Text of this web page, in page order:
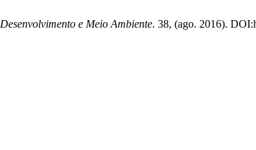
Desenvolvimento e Meio Ambiente. 38, (ago. 2016).